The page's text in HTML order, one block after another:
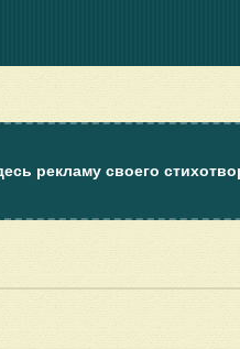
рекламу своего